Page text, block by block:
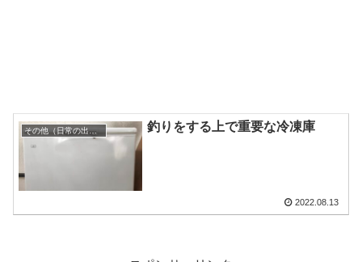
その他（日常の出来事） 釣りをする上で重要な冷凍庫
2022.08.13